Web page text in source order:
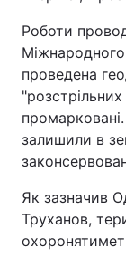
Роботи
проведена
залишили в
Як зазначив
Труханов,